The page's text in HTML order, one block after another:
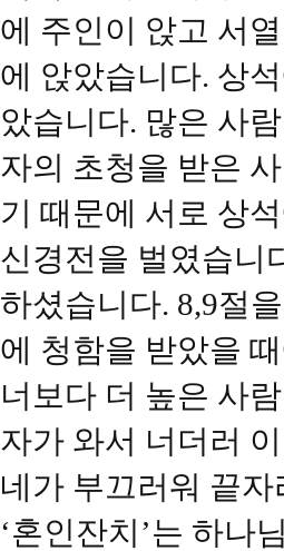
에 주인이 앉고 서
에 앉았습니다. 상
았습니다. 많은 사
자의 초청을 받은
기 때문에 서로 상
신경전을 벌였습니
하셨습니다. 8,9절
에 청함을 받았을
너보다 더 높은 사
자가 와서 너더러
네가 부끄러워 끝
‘혼인잔치’는 하나